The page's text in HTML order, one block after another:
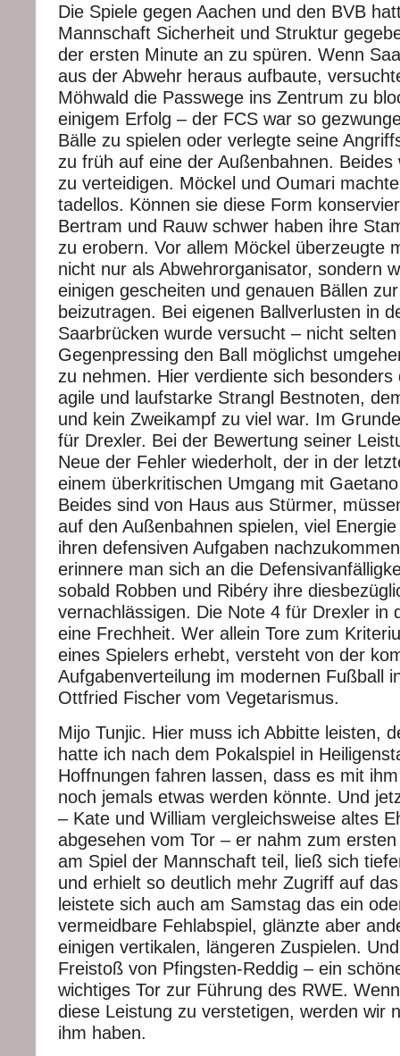
Die Spiele gegen Aachen und den BVB
Mannschaft Sicherheit und Struktur
der ersten Minute an zu spüren. Wenn
aus der Abwehr heraus aufbaute,
Möhwald die Passwege ins Zentrum zu
einigem Erfolg – der FCS war so
Bälle zu spielen oder verlegte seine
zu früh auf eine der Außenbahnen. Beides
zu verteidigen. Möckel und Oumari
tadellos. Können sie diese Form
Bertram und Rauw schwer haben ihre
zu erobern. Vor allem Möckel überzeugte
nicht nur als Abwehrorganisator, sondern
einigen gescheiten und genauen Bällen
beizutragen. Bei eigenen Ballverlusten in
Saarbrücken wurde versucht – nicht
Gegenpressing den Ball möglichst
zu nehmen. Hier verdiente sich besonders
agile und laufstarke Strangl Bestnoten,
und kein Zweikampf zu viel war. Im
für Drexler. Bei der Bewertung seiner
Neue der Fehler wiederholt, der in der
einem überkritischen Umgang mit
Beides sind von Haus aus Stürmer,
auf den Außenbahnen spielen, viel
ihren defensiven Aufgaben
erinnere man sich an die
sobald Robben und Ribéry ihre
vernachlässigen. Die Note 4 für Drexler in
eine Frechheit. Wer allein Tore zum
eines Spielers erhebt, versteht von der
Aufgabenverteilung im modernen Fußball
Ottfried Fischer vom Vegetarismus.
Mijo Tunjic. Hier muss ich Abbitte leisten,
hatte ich nach dem Pokalspiel in
Hoffnungen fahren lassen, dass es mit
noch jemals etwas werden könnte. Und
– Kate und William vergleichsweise altes
abgesehen vom Tor – er nahm zum
am Spiel der Mannschaft teil, ließ sich
und erhielt so deutlich mehr Zugriff auf
leistete sich auch am Samstag das ein
vermeidbare Fehlabspiel, glänzte aber
einigen vertikalen, längeren Zuspielen.
Freistoß von Pfingsten-Reddig – ein
wichtiges Tor zur Führung des RWE.
diese Leistung zu verstetigen, werden wir
ihm haben.